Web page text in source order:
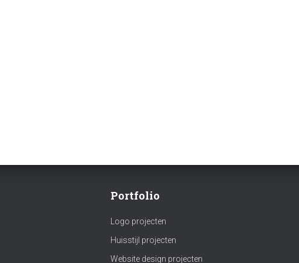
Portfolio
Logo projecten
Huisstijl projecten
Website design projecten